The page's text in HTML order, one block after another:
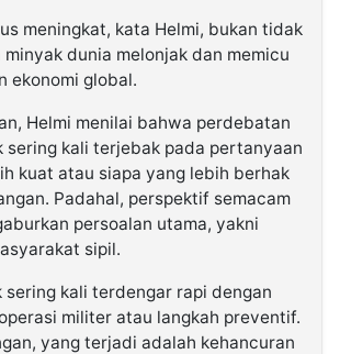
meningkat, kata Helmi, bukan tidak
minyak dunia melonjak dan memicu
ekonomi global.
Helmi menilai bahwa perdebatan
sering kali terjebak pada pertanyaan
kuat atau siapa yang lebih berhak
Padahal, perspektif semacam
persoalan utama, yakni
sipil.
sering kali terdengar rapi dengan
militer atau langkah preventif.
yang terjadi adalah kehancuran